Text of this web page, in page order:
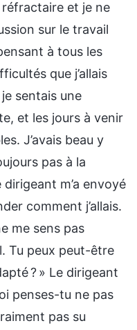
réfractaire et je ne
sur le travail
à tous les
que j’allais
sentais une
et les jours à venir
J’avais beau y
pas à la
m’a envoyé
comment j’allais.
me sens pas
Tu peux peut-être
? » Le dirigeant
penses-tu ne pas
pas su